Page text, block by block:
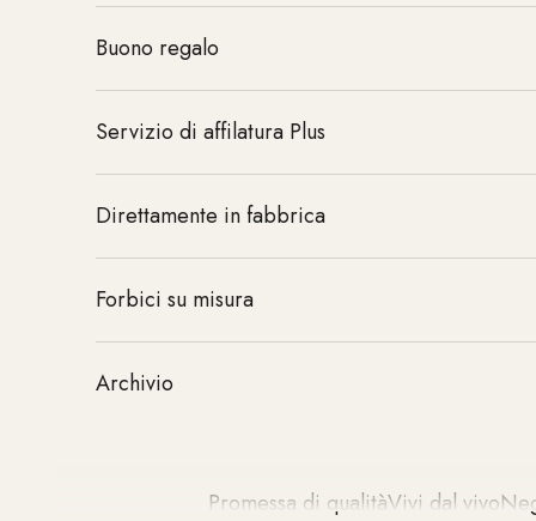
Promessa di qualitàVivi dal vivo
Buono regalo
Servizio di affilatura Plus
Direttamente in fabbrica
Forbici su misura
Archivio